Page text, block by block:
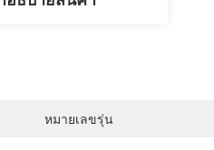
หมายเลขรุ่น